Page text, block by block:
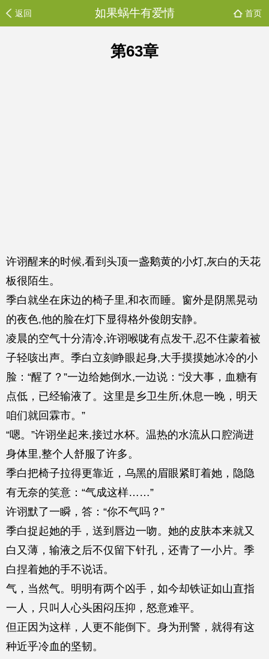
返回 如果蜗牛有爱情 首页
第63章
许诩醒来的时候,看到头顶一盏鹅黄的小灯,灰白的天花
板很陌生。
季白就坐在床边的椅子里,和衣而睡。窗外是阴黑晃动
的夜色,他的脸在灯下显得格外俊朗安静。
凌晨的空气十分清冷,许诩喉咙有点发干,忍不住蒙着被
子轻咳出声。季白立刻睁眼起身,大手摸摸她冰冷的小
脸：“醒了？”一边给她倒水,一边说：“没大事，血糖有
点低，已经输液了。这里是乡卫生所,休息一晚，明天
咱们就回霖市。”
“嗯。”许诩坐起来,接过水杯。温热的水流从口腔淌进
身体里,整个人舒服了许多。
季白把椅子拉得更靠近，乌黑的眉眼紧盯着她，隐隐
有无奈的笑意：“气成这样……”
许诩默了一瞬，答：“你不气吗？”
季白捉起她的手，送到唇边一吻。她的皮肤本来就又
白又薄，输液之后不仅留下针孔，还青了一小片。季
白捏着她的手不说话。
气，当然气。明明有两个凶手，如今却铁证如山直指
一人，只叫人心头困闷压抑，怒意难平。
但正因为这样，人更不能倒下。身为刑警，就得有这
种近乎冷血的坚韧。